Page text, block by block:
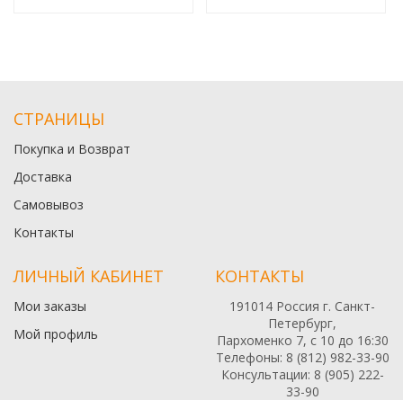
СТРАНИЦЫ
Покупка и Возврат
Доставка
Самовывоз
Контакты
ЛИЧНЫЙ КАБИНЕТ
Мои заказы
Мой профиль
КОНТАКТЫ
191014 Россия г. Санкт-
Петербург,
Пархоменко 7, с 10 до 16:30
Телефоны: 8 (812) 982-33-90
Консультации: 8 (905) 222-
33-90